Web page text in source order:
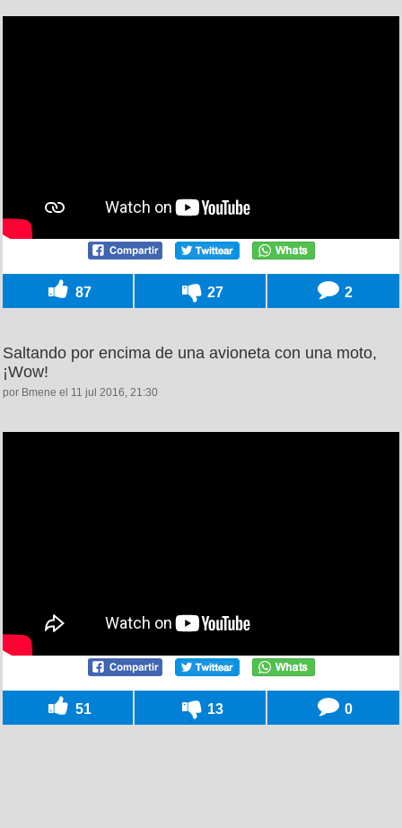
87 27 2
Saltando por encima de una avioneta con una moto,
¡Wow!
por Bmene el 11 jul 2016, 21:30
51 13 0